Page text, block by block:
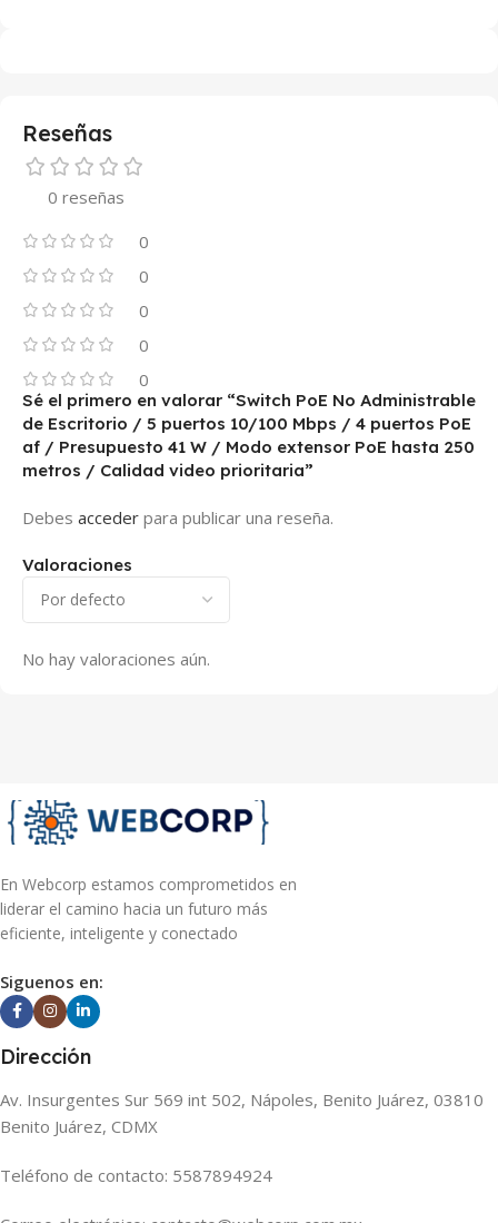
Reseñas
0 reseñas
0
0
0
0
0
Valoraciones
No hay valoraciones aún.
Sé el primero en valorar “Switch PoE No Administrable
de Escritorio / 5 puertos 10/100 Mbps / 4 puertos PoE
af / Presupuesto 41 W / Modo extensor PoE hasta 250
metros / Calidad video prioritaria”
Debes acceder para publicar una reseña.
En Webcorp estamos comprometidos en
liderar el camino hacia un futuro más
eficiente, inteligente y conectado
Siguenos en:
Dirección
Av. Insurgentes Sur 569 int 502, Nápoles, Benito Juárez, 03810
Benito Juárez, CDMX
Teléfono de contacto: 5587894924